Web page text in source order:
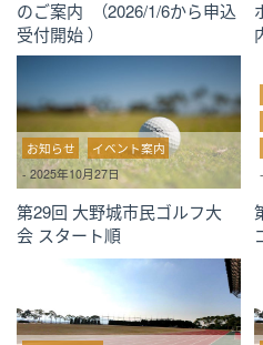
のご案内 （2026/1/6から申込
受付開始 ）
お知らせ
イベント案内
-2025年10月27日
第29回 大野城市民ゴルフ大
会 スタート順